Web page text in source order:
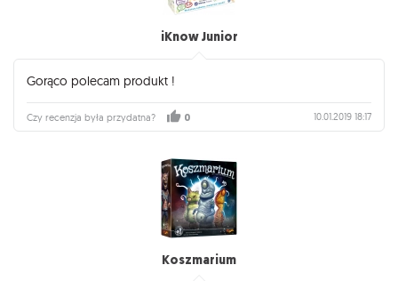
iKnow Junior
Gorąco polecam produkt !
Czy recenzja była przydatna? 0 10.01.2019 18:17
Koszmarium